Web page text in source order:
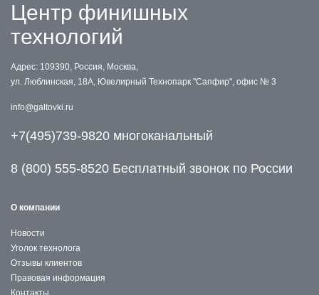
Центр финишных
технологий
Адрес: 109390, Россия, Москва,
ул. Люблинская, 18А, Ювелирный Технопарк "Сапфир", офис № 3
info@galtovki.ru
+7(495)739-9820 многоканальный
8 (800) 555-8520 Бесплатный звонок по России
О компании
Новости
Уголок технолога
Отзывы клиентов
Правовая информация
Контакты